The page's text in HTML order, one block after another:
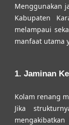
Menggunakan
Kabupaten
melampaui
manfaat utama
1. Jaminan
Kolam renang
Jika